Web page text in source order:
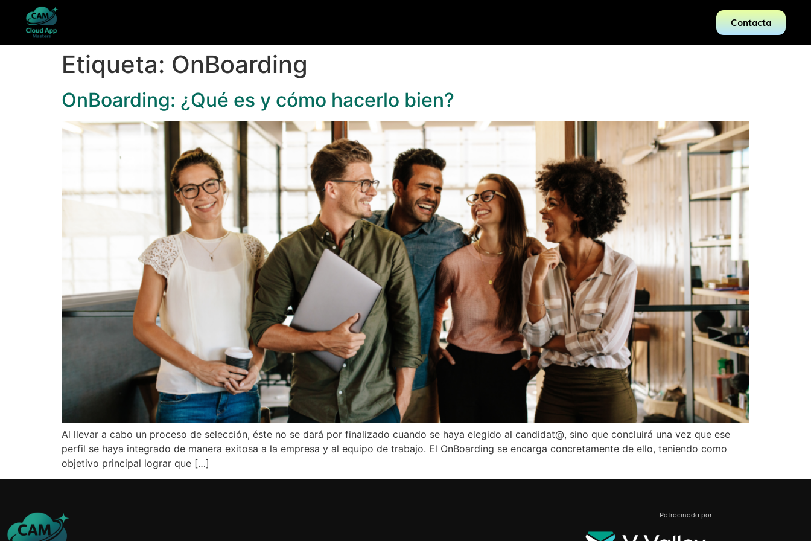
Contacta
Etiqueta: OnBoarding
OnBoarding: ¿Qué es y cómo hacerlo bien?
Al llevar a cabo un proceso de selección, éste no se dará por finalizado cuando se haya elegido al candidat@, sino que concluirá una vez que ese
perfil se haya integrado de manera exitosa a la empresa y al equipo de trabajo. El OnBoarding se encarga concretamente de ello, teniendo como
objetivo principal lograr que […]
Patrocinada por